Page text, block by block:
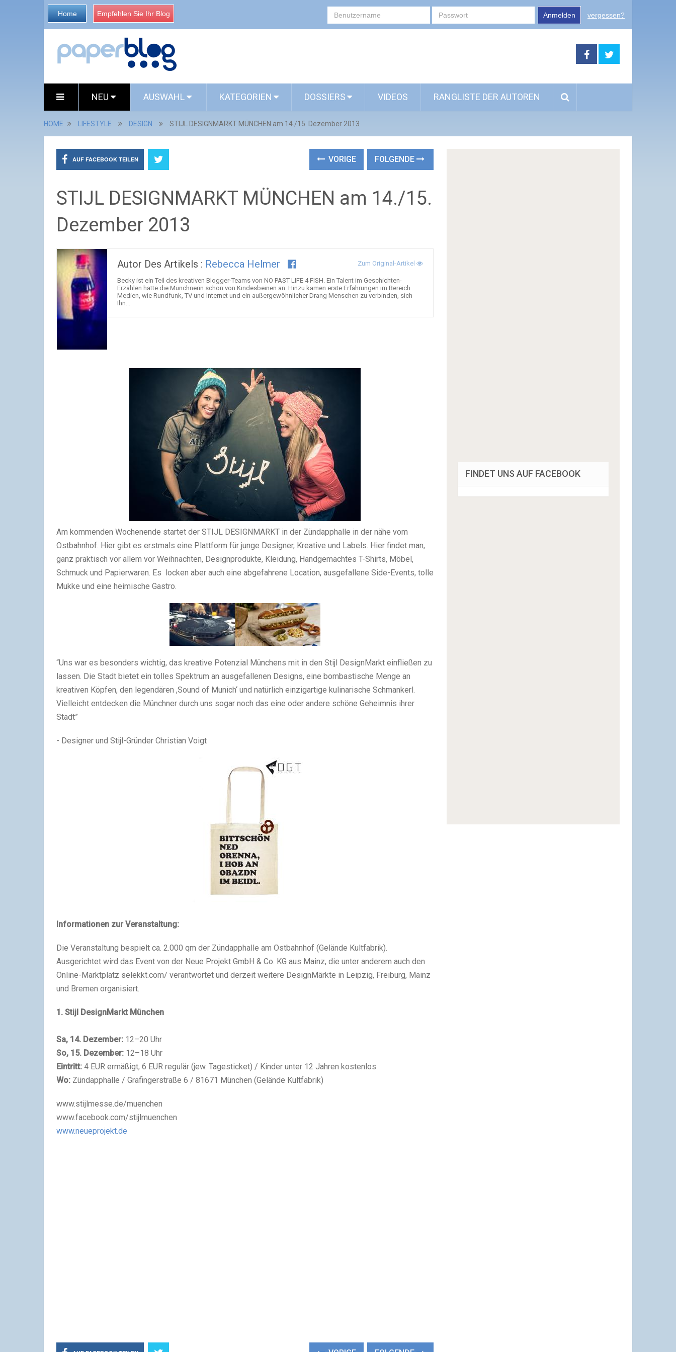
Home Empfehlen Sie Ihr Blog Anmelden vergessen?
NEU AUSWAHL KATEGORIEN DOSSIERS VIDEOS RANGLISTE DER AUTOREN
HOME LIFESTYLE DESIGN STIJL DESIGNMARKT MÜNCHEN am 14./15. Dezember 2013
AUF FACEBOOK TEILEN VORIGE FOLGENDE
STIJL DESIGNMARKT MÜNCHEN am 14./15.
Dezember 2013
Autor Des Artikels : Rebecca Helmer Zum Original-Artikel
Becky ist ein Teil des kreativen Blogger-Teams von NO PAST LIFE 4 FISH. Ein Talent im Geschichten-
Erzählen hatte die Münchnerin schon von Kindesbeinen an. Hinzu kamen erste Erfahrungen im Bereich
Medien, wie Rundfunk, TV und Internet und ein außergewöhnlicher Drang Menschen zu verbinden, sich
Ihn...
Am kommenden Wochenende startet der STIJL DESIGNMARKT in der Zündapphalle in der nähe vom
Ostbahnhof. Hier gibt es erstmals eine Plattform für junge Designer, Kreative und Labels. Hier findet man,
ganz praktisch vor allem vor Weihnachten, Designprodukte, Kleidung, Handgemachtes T-Shirts, Möbel,
Schmuck und Papierwaren. Es locken aber auch eine abgefahrene Location, ausgefallene Side-Events, tolle
Mukke und eine heimische Gastro.
“Uns war es besonders wichtig, das kreative Potenzial Münchens mit in den Stijl DesignMarkt einfließen zu
lassen. Die Stadt bietet ein tolles Spektrum an ausgefallenen Designs, eine bombastische Menge an
kreativen Köpfen, den legendären ,Sound of Munich‘ und natürlich einzigartige kulinarische Schmankerl.
Vielleicht entdecken die Münchner durch uns sogar noch das eine oder andere schöne Geheimnis ihrer
Stadt”
- Designer und Stijl-Gründer Christian Voigt
Informationen zur Veranstaltung:
Die Veranstaltung bespielt ca. 2.000 qm der Zündapphalle am Ostbahnhof (Gelände Kultfabrik).
Ausgerichtet wird das Event von der Neue Projekt GmbH & Co. KG aus Mainz, die unter anderem auch den
Online-Marktplatz selekkt.com/ verantwortet und derzeit weitere DesignMärkte in Leipzig, Freiburg, Mainz
und Bremen organisiert.
1. Stijl DesignMarkt München
Sa, 14. Dezember: 12–20 Uhr
So, 15. Dezember: 12–18 Uhr
Eintritt: 4 EUR ermäßigt, 6 EUR regulär (jew. Tagesticket) / Kinder unter 12 Jahren kostenlos
Wo: Zündapphalle / Grafingerstraße 6 / 81671 München (Gelände Kultfabrik)
www.stijlmesse.de/muenchen
www.facebook.com/stijlmuenchen
www.neueprojekt.de
FINDET UNS AUF FACEBOOK